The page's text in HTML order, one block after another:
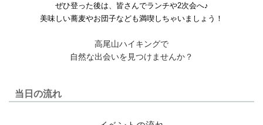
ぜひ登った後は、皆さんでランチや2次会へ♪
美味しい蕎麦やお団子なども満喫しちゃいましょう！
高尾山ハイキングで
自然な出会いを見つけませんか？
当日の流れ